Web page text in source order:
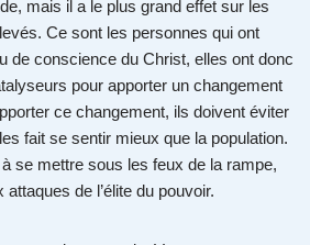
mais il a le plus grand effet sur les
Ce sont les personnes qui ont
de conscience du Christ, elles ont donc
pour apporter un changement
ce changement, ils doivent éviter
fait se sentir mieux que la population.
se mettre sous les feux de la rampe,
de l’élite du pouvoir.